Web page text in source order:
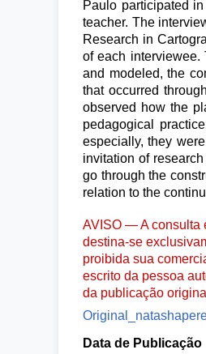
Paulo participated
teacher. The
Research in
of each interviewee.
and modeled, the
that occurred
observed how the
pedagogical
especially, they
invitation of
go through the
relation to the
AVISO — A consulta
destina-se
proibida sua
escrito da pessoa
da publicação
Data de Publicação